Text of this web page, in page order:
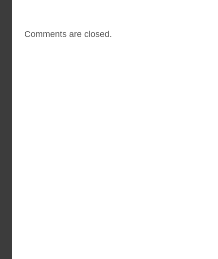
Comments are closed.